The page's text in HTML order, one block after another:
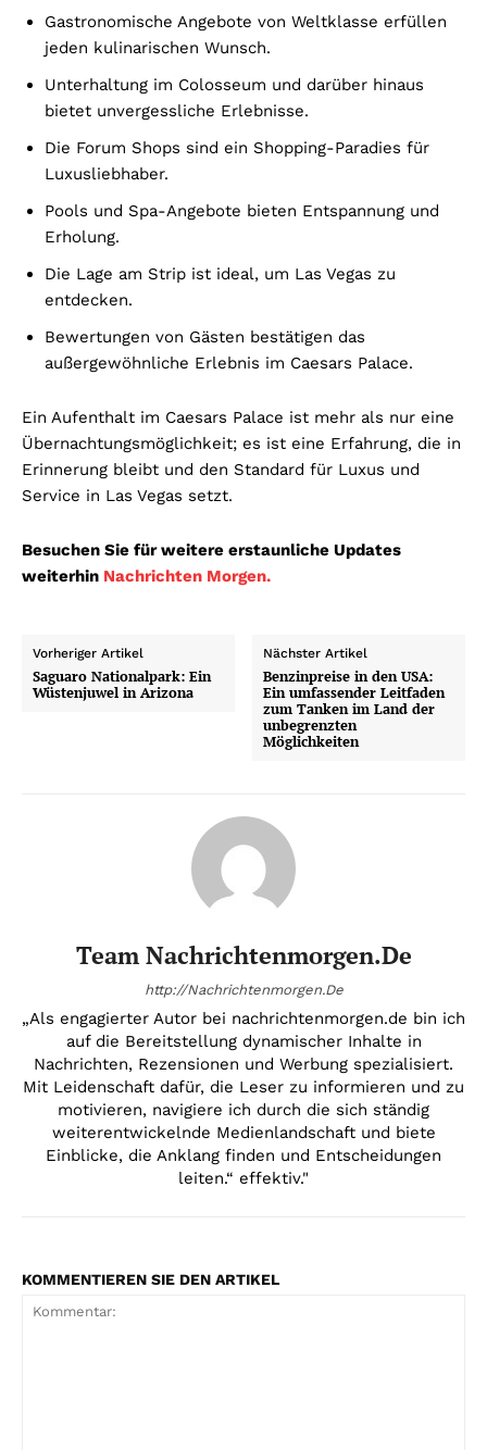
Gastronomische Angebote von Weltklasse erfüllen
jeden kulinarischen Wunsch.
Unterhaltung im Colosseum und darüber hinaus
bietet unvergessliche Erlebnisse.
Die Forum Shops sind ein Shopping-Paradies für
Luxusliebhaber.
Pools und Spa-Angebote bieten Entspannung und
Erholung.
Die Lage am Strip ist ideal, um Las Vegas zu
entdecken.
Bewertungen von Gästen bestätigen das
außergewöhnliche Erlebnis im Caesars Palace.
Ein Aufenthalt im Caesars Palace ist mehr als nur eine
Übernachtungsmöglichkeit; es ist eine Erfahrung, die in
Erinnerung bleibt und den Standard für Luxus und
Service in Las Vegas setzt.
Besuchen Sie für weitere erstaunliche Updates
weiterhin Nachrichten Morgen.
Vorheriger Artikel
Saguaro Nationalpark: Ein
Wüstenjuwel in Arizona
Nächster Artikel
Benzinpreise in den USA:
Ein umfassender Leitfaden
zum Tanken im Land der
unbegrenzten
Möglichkeiten
Team Nachrichtenmorgen.de
http://Nachrichtenmorgen.De
„Als engagierter Autor bei nachrichtenmorgen.de bin ich
auf die Bereitstellung dynamischer Inhalte in
Nachrichten, Rezensionen und Werbung spezialisiert.
Mit Leidenschaft dafür, die Leser zu informieren und zu
motivieren, navigiere ich durch die sich ständig
weiterentwickelnde Medienlandschaft und biete
Einblicke, die Anklang finden und Entscheidungen
leiten.“ effektiv."
KOMMENTIEREN SIE DEN ARTIKEL